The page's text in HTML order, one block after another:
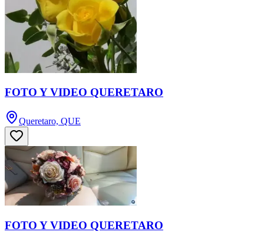
FOTO Y VIDEO QUERETARO
Queretaro, QUE
FOTO Y VIDEO QUERETARO